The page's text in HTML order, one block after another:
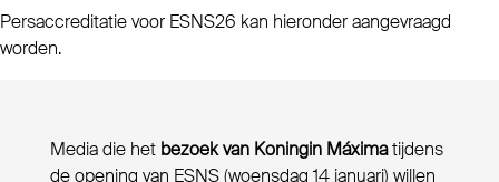
Persaccreditatie voor ESNS26 kan hieronder aangevraagd
worden.
Media die het bezoek van Koningin Máximatijdens
de opening van ESNS (woensdag 14 januari) willen